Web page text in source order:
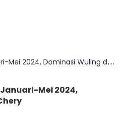
10 Mobil Listrik Terlaris Januari-Mei 2024, Dominasi Wuling dan Chery
Mei 2024,